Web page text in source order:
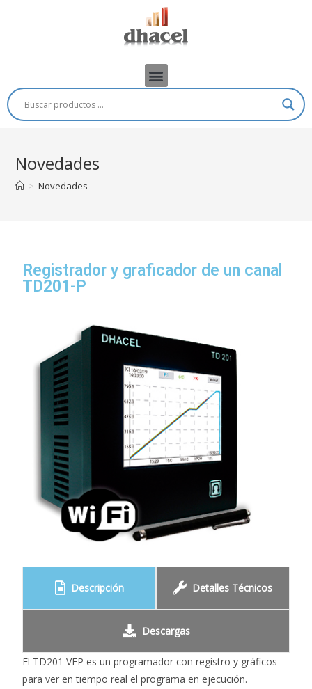
Novedades
> Novedades
Registrador y graficador de un canal
TD201-P
Descripción Detalles Técnicos
Descargas
El TD201 VFP es un programador con registro y gráficos
para ver en tiempo real el programa en ejecución.